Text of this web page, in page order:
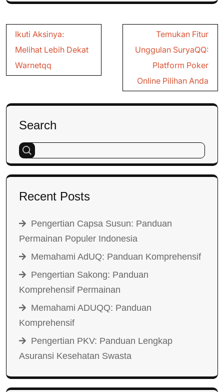
Post
navigation
Ikuti Aksinya:
Melihat Lebih Dekat
Warnetqq
Temukan Fitur
Unggulan SuryaQQ:
Platform Poker
Online Pilihan Anda
Search
Recent Posts
Pengertian Capsa Susun: Panduan
Permainan Populer Indonesia
Memahami AdUQ: Panduan Komprehensif
Pengertian Sakong: Panduan
Komprehensif Permainan
Memahami ADUQQ: Panduan
Komprehensif
Pengertian PKV: Panduan Lengkap
Asuransi Kesehatan Swasta